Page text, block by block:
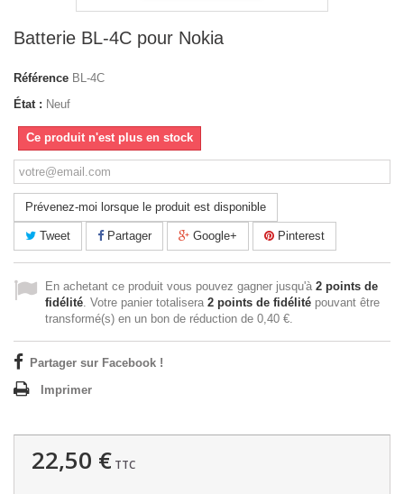
Batterie BL-4C pour Nokia
Référence BL-4C
État : Neuf
Ce produit n'est plus en stock
Prévenez-moi lorsque le produit est disponible
Tweet Partager Google+ Pinterest
En achetant ce produit vous pouvez gagner jusqu'à 2 points de
fidélité. Votre panier totalisera 2 points de fidélité pouvant être
transformé(s) en un bon de réduction de 0,40 €.
Partager sur Facebook !
Imprimer
22,50 € TTC